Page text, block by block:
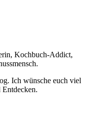
Kochbuch-Addict,
Ich wünsche euch viel
Entdecken.